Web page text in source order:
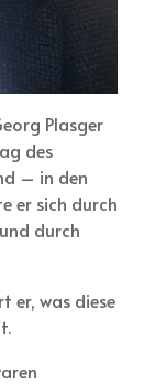
Plasger
des
– in den
er sich durch
durch
er, was diese